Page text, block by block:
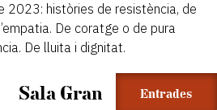
2023: històries de resistència, de
De coratge o de pura
De lluita i dignitat.
Sala Gran Entrades